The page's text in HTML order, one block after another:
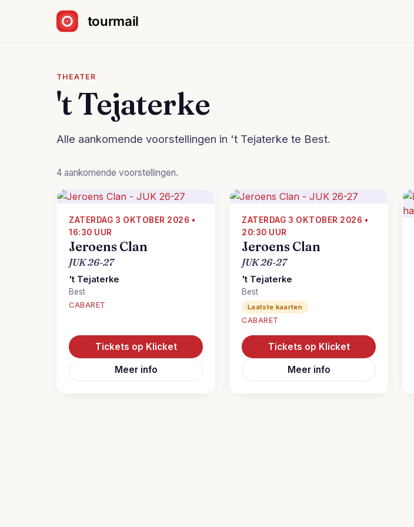
THEATER
't Tejaterke
Alle aankomende voorstellingen in 't Tejaterke te Best.
4 aankomende voorstellingen.
ZATERDAG 3 OKTOBER 2026 •
16:30 UUR
Jeroens Clan
JUK 26-27
't Tejaterke
Best
CABARET
Tickets op Klicket
Meer info
ZATERDAG 3 OKTOBER 2026 •
20:30 UUR
Jeroens Clan
JUK 26-27
't Tejaterke
Best
Laatste kaarten
CABARET
Tickets op Klicket
Meer info